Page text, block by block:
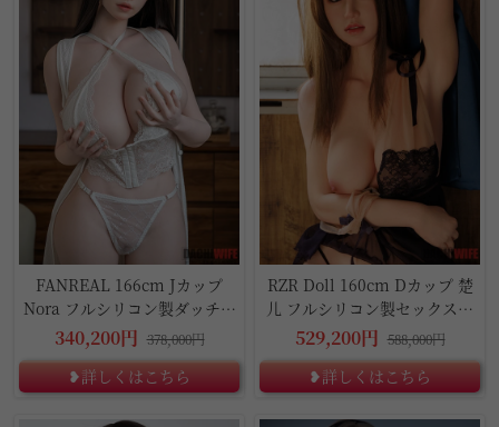
FANREAL 166cm Jカップ
Nora フルシリコン製ダッチワ
イフ
340,200円 378,000円
❥詳しくはこちら
RZR Doll 160cm Dカップ 楚
儿 フルシリコン製セックスド
ール
529,200円 588,000円
❥詳しくはこちら